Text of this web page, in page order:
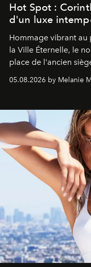
Hot Spot :
d'un luxe
Hommage vibrant au
la Ville Éternelle, le
place de l'ancien
05.08.2026 by Melanie